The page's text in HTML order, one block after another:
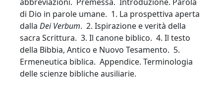
di Dio in parole umane. 1. La prospettiva aperta
dalla Dei Verbum. 2. Ispirazione e verità della
sacra Scrittura. 3. Il canone biblico. 4. Il testo
della Bibbia, Antico e Nuovo Tesamento. 5.
Ermeneutica biblica. Appendice. Terminologia
delle scienze bibliche ausiliarie.